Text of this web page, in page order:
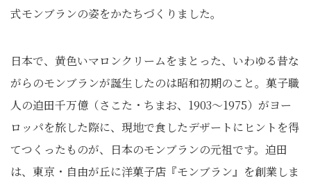
式モンブランの姿をかたちづくりました。
日本で、黄色いマロンクリームをまとった、いわゆる昔な
がらのモンブランが誕生したのは昭和初期のこと。菓子職
人の迫田千万億（さこた・ちまお、1903〜1975）がヨー
ロッパを旅した際に、現地で食したデザートにヒントを得
てつくったものが、日本のモンブランの元祖です。迫田
は、東京・自由が丘に洋菓子店『モンブラン』を創業しま